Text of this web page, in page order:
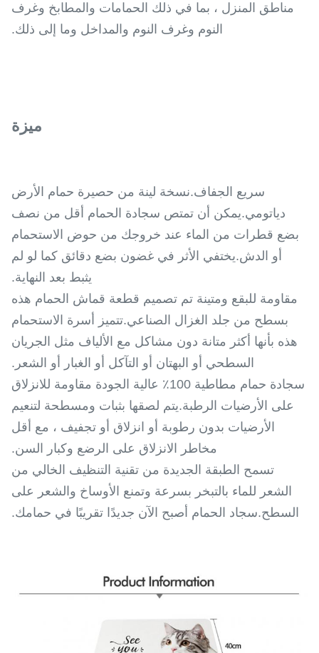
مناطق المنزل ، بما في ذلك الحمامات والمطابخ وغرف
النوم وغرف النوم والمداخل وما إلى ذلك.
ميزة
سريع الجفاف.نسخة لينة من حصيرة حمام الأرض
دياتومي.يمكن أن تمتص سجادة الحمام أقل من نصف
بضع قطرات من الماء عند خروجك من حوض الاستحمام
أو الدش.يختفي الأثر في غضون بضع دقائق كما لو لم
يثبط بعد النهاية.
مقاومة للبقع ومتينة تم تصميم قطعة قماش الحمام هذه
بسطح من جلد الغزال الصناعي.تتميز أسرة الاستحمام
هذه بأنها أكثر متانة دون مشاكل مع الألياف مثل الجريان
السطحي أو البهتان أو التآكل أو الغبار أو الشعر.
سجادة حمام مطاطية 100٪ عالية الجودة مقاومة للانزلاق
على الأرضيات الرطبة.يتم لصقها بثبات ومسطحة لتنعيم
الأرضيات بدون رطوبة أو انزلاق أو تجفيف ، مع أقل
مخاطر الانزلاق على الرضع وكبار السن.
تسمح الطبقة الجديدة من تقنية التنظيف الخالي من
الشعر للماء بالتبخر بسرعة وتمنع الأوساخ والشعر على
السطح.سجاد الحمام أصبح الآن جديدًا تقريبًا في حمامك.